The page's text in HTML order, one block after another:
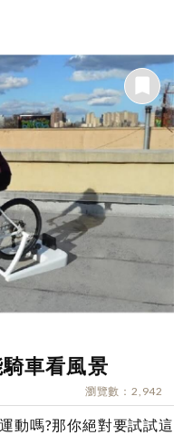
車看風景
瀏覽數 2,942
動嗎?那你絕對要試試這